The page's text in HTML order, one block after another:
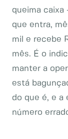
queima caixa
que entra,
mil e recebe
mês. É o
manter a
está
do que é, e a
número